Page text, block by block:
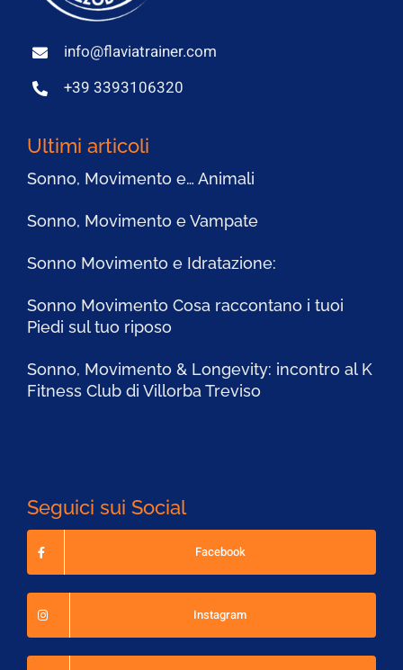
info@flaviatrainer.com
+39 3393106320
Ultimi articoli
Sonno, Movimento e… Animali
Sonno, Movimento e Vampate
Sonno Movimento e Idratazione:
Sonno Movimento Cosa raccontano i tuoi
Piedi sul tuo riposo
Sonno, Movimento & Longevity: incontro al K
Fitness Club di Villorba Treviso
Seguici sui Social
Facebook
Instagram